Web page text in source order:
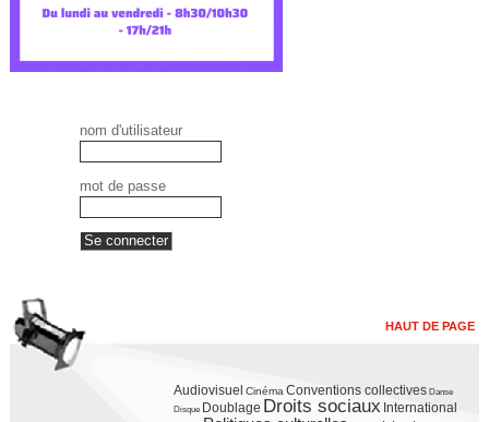
nom d'utilisateur
mot de passe
HAUT DE PAGE
Audiovisuel Cinéma Conventions collectives Danse
Disque Doublage Droits sociaux International